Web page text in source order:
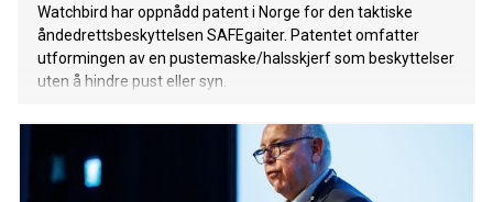
Watchbird har oppnådd patent i Norge for den taktiske
åndedrettsbeskyttelsen SAFEgaiter. Patentet omfatter
utformingen av en pustemaske/halsskjerf som beskyttelser
uten å hindre pust eller syn.